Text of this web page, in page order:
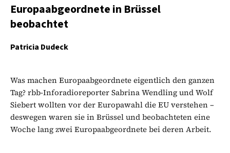
Europaabgeordnete in Brüssel
beobachtet
Patricia Dudeck
Was machen Europaabgeordnete eigentlich den ganzen
Tag? rbb-Inforadioreporter Sabrina Wendling und Wolf
Siebert wollten vor der Europawahl die EU verstehen –
deswegen waren sie in Brüssel und beobachteten eine
Woche lang zwei Europaabgeordnete bei deren Arbeit.